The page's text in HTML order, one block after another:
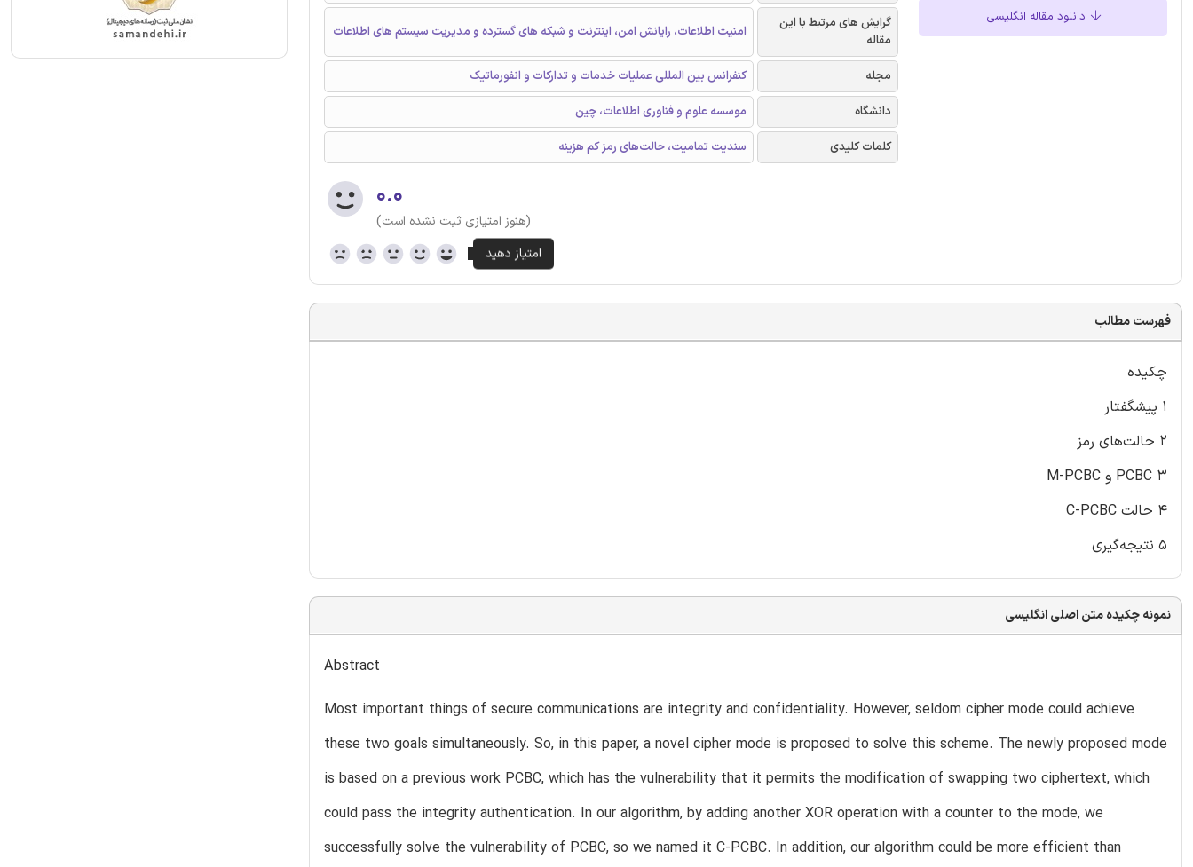
دانلود مقاله انگلیسی
گرایش های مرتبط با این
مقاله
امنیت اطلاعات، رایانش امن، اینترنت و شبکه های گسترده و مدیریت سیستم های اطلاعات
مجله
کنفرانس بین المللی عملیات خدمات و تدارکات و انفورماتیک
دانشگاه
موسسه علوم و فناوری اطلاعات، چین
کلمات کلیدی
سندیت تمامیت، حالت‌های رمز کم هزینه
۰.۰
(هنوز امتیازی ثبت نشده است)
فهرست مطالب
چکیده
۱ پیشگفتار
۲ حالت‌های رمز
۳ PCBC و M-PCBC
۴ حالت C-PCBC
۵ نتیجه‌گیری
نمونه چکیده متن اصلی انگلیسی
Abstract
Most important things of secure communications are integrity and confidentiality. However, seldom cipher mode could achieve
these two goals simultaneously. So, in this paper, a novel cipher mode is proposed to solve this scheme. The newly proposed mode
is based on a previous work PCBC, which has the vulnerability that it permits the modification of swapping two ciphertext, which
could pass the integrity authentication. In our algorithm, by adding another XOR operation with a counter to the mode, we
successfully solve the vulnerability of PCBC, so we named it C-PCBC. In addition, our algorithm could be more efficient than